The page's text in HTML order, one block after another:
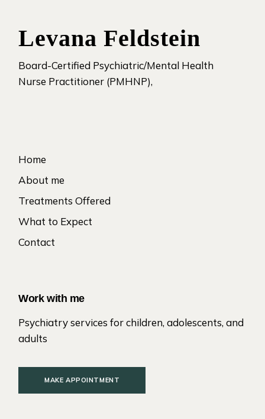
Levana Feldstein
Board-Certified Psychiatric/Mental Health
Nurse Practitioner (PMHNP),
Home
About me
Treatments Offered
What to Expect
Contact
Work with me
Psychiatry services for children, adolescents, and
adults
MAKE APPOINTMENT